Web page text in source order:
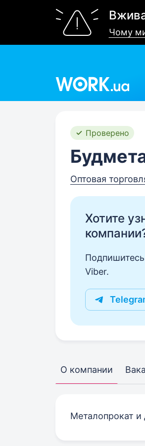
Чому
Проверено
Оптовая
Хотите
Viber.
О компании
Металопрокат и